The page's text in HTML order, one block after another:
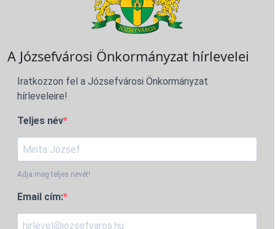
A Józsefvárosi Önkormányzat hírlevelei
Iratkozzon fel a Józsefvárosi Önkormányzat
hírleveleire!
Teljes név
Adja meg teljes nevét!
Email cím: